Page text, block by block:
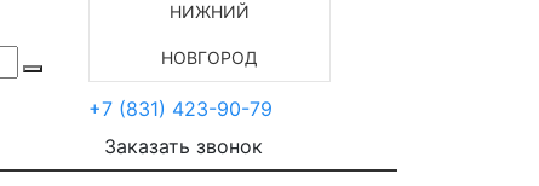
НИЖНИЙ
НОВГОРОД
+7 (831) 423-90-79
Заказать звонок